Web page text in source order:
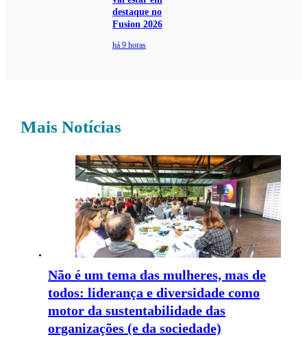
destaque no
Fusion 2026
há 9 horas
Mais Notícias
Não é um tema das mulheres, mas de
todos: liderança e diversidade como
motor da sustentabilidade das
organizações (e da sociedade)